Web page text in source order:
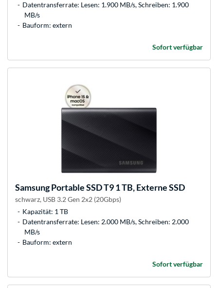
Datentransferrate: Lesen: 1.900 MB/s, Schreiben: 1.900
MB/s
Bauform: extern
Sofort verfügbar
SamsungPortable SSD T9 1 TB, Externe SSD
schwarz, USB 3.2 Gen 2x2 (20Gbps)
Kapazität: 1 TB
Datentransferrate: Lesen: 2.000 MB/s, Schreiben: 2.000
MB/s
Bauform: extern
Sofort verfügbar